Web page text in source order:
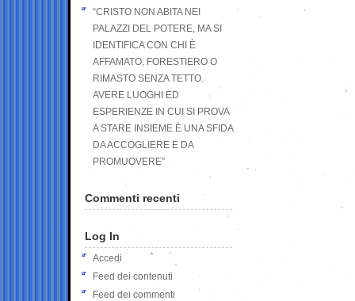
“CRISTO NON ABITA NEI
PALAZZI DEL POTERE, MA SI
IDENTIFICA CON CHI È
AFFAMATO, FORESTIERO O
RIMASTO SENZA TETTO.
AVERE LUOGHI ED
ESPERIENZE IN CUI SI PROVA
A STARE INSIEME È UNA SFIDA
DA ACCOGLIERE E DA
PROMUOVERE”
Commenti recenti
Log In
Accedi
Feed dei contenuti
Feed dei commenti